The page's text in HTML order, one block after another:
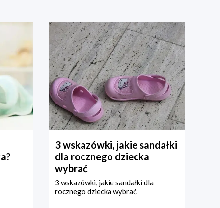
3 wskazówki, jakie sandałki
dla rocznego dziecka
wybrać
3 wskazówki, jakie sandałki dla
rocznego dziecka wybrać